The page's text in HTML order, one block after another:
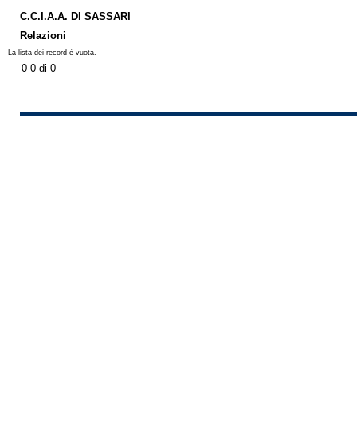
C.C.I.A.A. DI SASSARI
Relazioni
La lista dei record è vuota.
0-0 di 0